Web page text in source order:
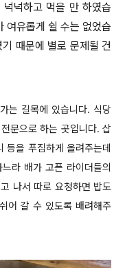
넉하고 먹을 만 하였습
여유롭게 쉴 수는 없었습
때문에 별로 문제될 건
는 길목에 있습니다. 식당
문으로 하는 곳입니다. 삽
등을 푸짐하게 올려주는데
라 배가 고픈 라이더들의
나서 따로 요청하면 밥도
어 갈 수 있도록 배려해주